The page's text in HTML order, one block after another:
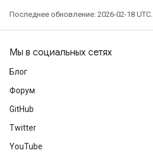
Последнее обновление: 2026-02-18 UTC.
Мы в социальных сетях
Блог
Форум
GitHub
Twitter
YouTube